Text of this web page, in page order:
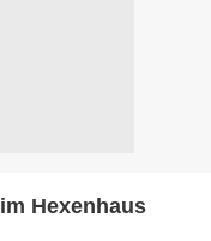
Hexenhaus